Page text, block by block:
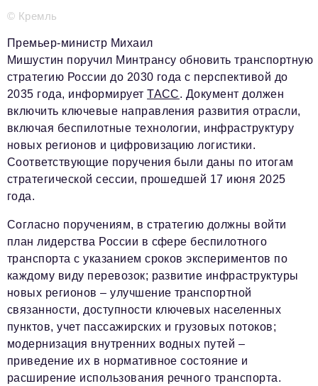
Отдел по работе с партнерами
© Кремль
Премьер-министр Михаил
Мишустин поручил Минтрансу обновить транспортную
стратегию России до 2030 года с перспективой до
2035 года, информируетТАСС. Документ должен
включить ключевые направления развития отрасли,
включая беспилотные технологии, инфраструктуру
новых регионов и цифровизацию логистики.
Соответствующие поручения были даны по итогам
стратегической сессии, прошедшей 17 июня 2025
года.
Согласно поручениям, в стратегию должны войти
план лидерства России в сфере беспилотного
транспорта с указанием сроков экспериментов по
каждому виду перевозок; развитие инфраструктуры
новых регионов – улучшение транспортной
связанности, доступности ключевых населенных
пунктов, учет пассажирских и грузовых потоков;
модернизация внутренних водных путей –
приведение их в нормативное состояние и
расширение использования речного транспорта.